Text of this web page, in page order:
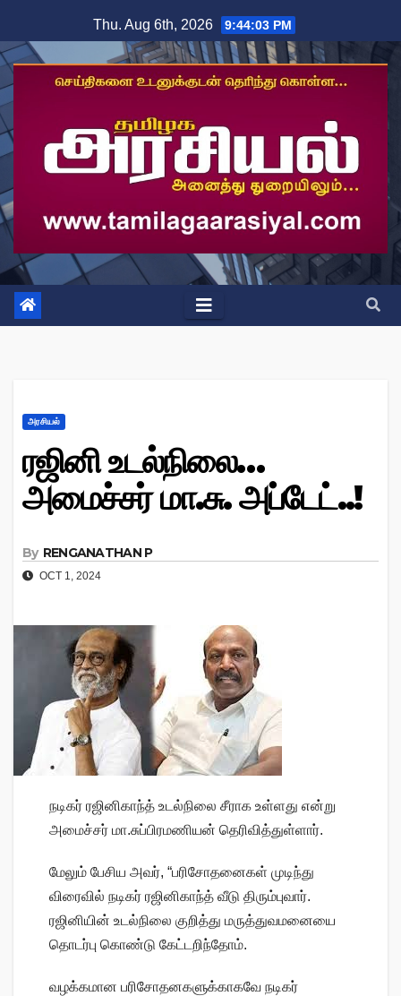
to
content
Thu. Aug 6th, 2026 9:44:03 PM
அரசியல்
ரஜினி உடல்நிலை…
அமைச்சர் மா.சு. அப்டேட்..!
By RENGANATHAN P
OCT 1, 2024
நடிகர் ரஜினிகாந்த் உடல்நிலை சீராக உள்ளது என்று
அமைச்சர் மா.சுப்பிரமணியன் தெரிவித்துள்ளார்.
மேலும் பேசிய அவர், “பரிசோதனைகள் முடிந்து
விரைவில் நடிகர் ரஜினிகாந்த் வீடு திரும்புவார்.
ரஜினியின் உடல்நிலை குறித்து மருத்துவமனையை
தொடர்பு கொண்டு கேட்டறிந்தோம்.
வழக்கமான பரிசோதனகளுக்காகவே நடிகர்